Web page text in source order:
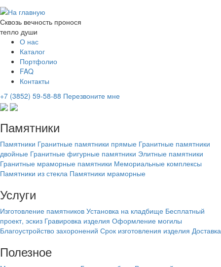
Сквозь вечность пронося
тепло души
О нас
Каталог
Портфолио
FAQ
Контакты
+7 (3852) 59-58-88 Перезвоните мне
Памятники
Памятники Гранитные памятники прямые Гранитные памятники
двойные Гранитные фигурные памятники Элитные памятники
Гранитные мраморные памятники Мемориальные комплексы
Памятники из стекла Памятники мраморные
Услуги
Изготовление памятников Установка на кладбище Бесплатный
проект, эскиз Гравировка изделия Оформление могилы
Благоустройство захоронений Срок изготовления изделия Доставка
Полезное